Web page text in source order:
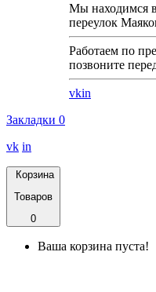
Мы находимся
переулок
Работаем по
позвоните
vkin
Закладки 0
vk in
Корзина
Товаров
0
Ваша корзина пуста!